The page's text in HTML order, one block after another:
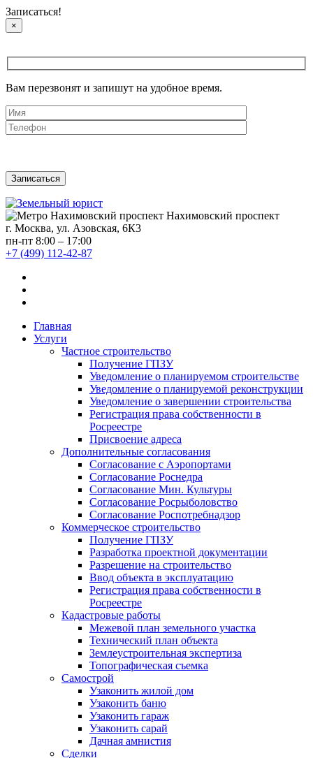
Записаться!
×
Вам перезвонят и запишут на удобное время.
Нахимовский проспект
г. Москва, ул. Азовская, 6К3
пн-пт 8:00 – 17:00
+7 (499) 112-42-87
Главная
Услуги
Частное строительство
Получение ГПЗУ
Уведомление о планируемом строительстве
Уведомление о планируемой реконструкции
Уведомление о завершении строительства
Регистрация права собственности в
Росреестре
Присвоение адреса
Дополнительные согласования
Согласование с Аэропортами
Согласование Роснедра
Согласование Мин. Культуры
Согласование Росрыболовство
Согласование Роспотребнадзор
Коммерческое строительство
Получение ГПЗУ
Разработка проектной документации
Разрешение на строительство
Ввод объекта в эксплуатацию
Регистрация права собственности в
Росреестре
Кадастровые работы
Межевой план земельного участка
Технический план объекта
Землеустроительная экспертиза
Топографическая съемка
Самострой
Узаконить жилой дом
Узаконить баню
Узаконить гараж
Узаконить сарай
Дачная амнистия
Сделки